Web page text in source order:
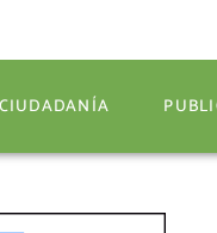
CIUDADANÍA